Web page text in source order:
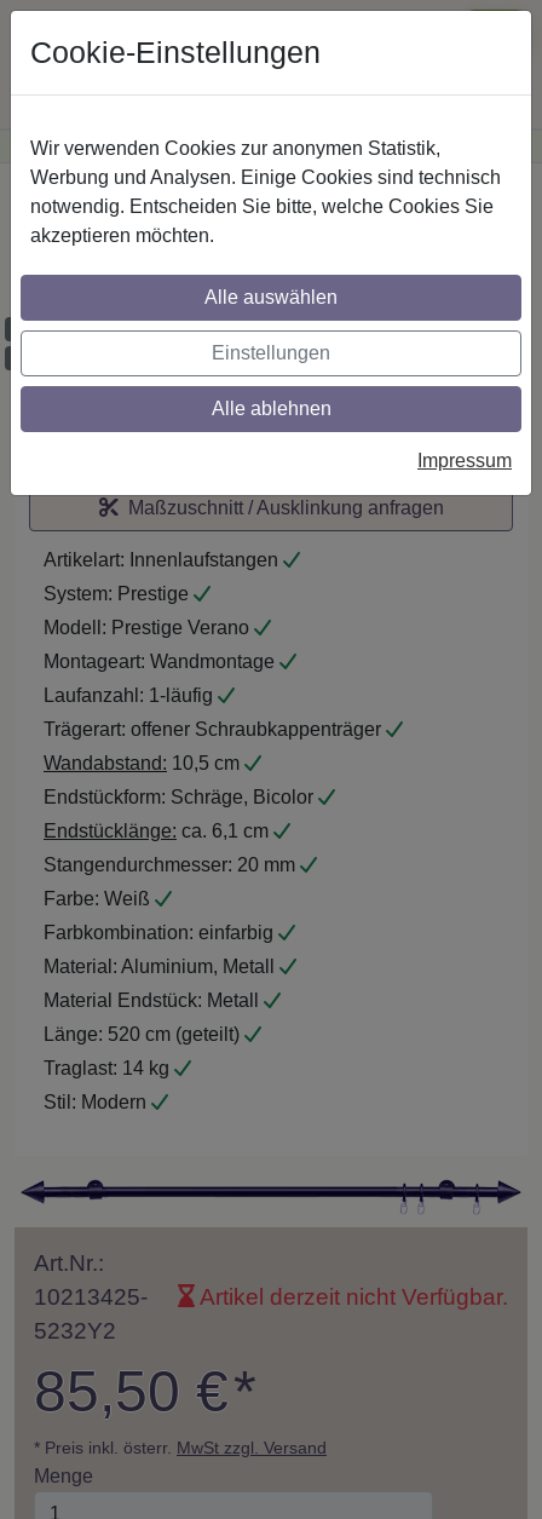
Günstige Versandkosteninnerhalb Österreichs· Sichere Zahlung
Startseite
IL-Stilg. 20 mm 1-lfg. Prestige Verano 520
cm Weiß
Maßzuschnitt möglich
Maßzuschnitt / Ausklinkung anfragen
Artikelart: Innenlaufstangen
System: Prestige
Modell: Prestige Verano
Montageart: Wandmontage
Laufanzahl: 1-läufig
Trägerart: offener Schraubkappenträger
Wandabstand: 10,5 cm
Endstückform: Schräge, Bicolor
Endstücklänge: ca. 6,1 cm
Stangendurchmesser: 20 mm
Farbe: Weiß
Farbkombination: einfarbig
Material: Aluminium, Metall
Material Endstück: Metall
Länge: 520 cm (geteilt)
Traglast: 14 kg
Stil: Modern
Art.Nr.:
10213425-
5232Y2
Artikel derzeit nicht Verfügbar.
85,50 €*
* Preis inkl. österr. MwSt zzgl. Versand
Menge
Cookie-Einstellungen
Wir verwenden Cookies zur anonymen Statistik,
Werbung und Analysen. Einige Cookies sind technisch
notwendig. Entscheiden Sie bitte, welche Cookies Sie
akzeptieren möchten.
Alle auswählen
Einstellungen
Alle ablehnen
Impressum